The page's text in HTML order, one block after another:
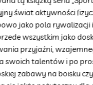
świat aktywności
jako pola rywalizacji
wszystkim jako
przyjaźni,
swoich talentów i po
zabawy na boisku